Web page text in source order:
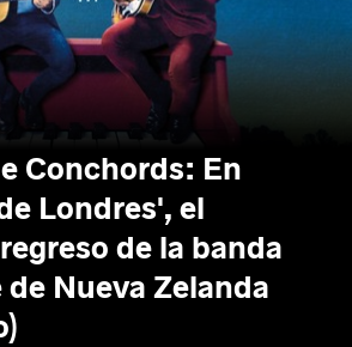
Conchords: En
Londres', el
de la banda
de Nueva Zelanda